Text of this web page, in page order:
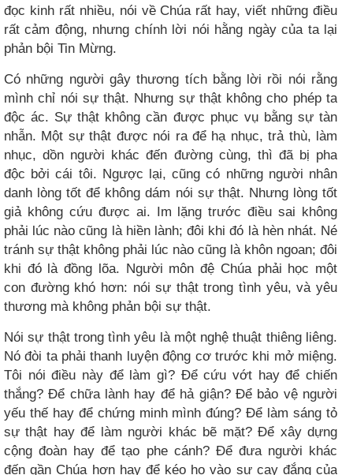
đọc kinh rất nhiều, nói về Chúa rất hay, viết những điều
rất cảm động, nhưng chính lời nói hằng ngày của ta lại
phản bội Tin Mừng.
Có những người gây thương tích bằng lời rồi nói rằng
mình chỉ nói sự thật. Nhưng sự thật không cho phép ta
độc ác. Sự thật không cần được phục vụ bằng sự tàn
nhẫn. Một sự thật được nói ra để hạ nhục, trả thù, làm
nhục, dồn người khác đến đường cùng, thì đã bị pha
độc bởi cái tôi. Ngược lại, cũng có những người nhân
danh lòng tốt để không dám nói sự thật. Nhưng lòng tốt
giả không cứu được ai. Im lặng trước điều sai không
phải lúc nào cũng là hiền lành; đôi khi đó là hèn nhát. Né
tránh sự thật không phải lúc nào cũng là khôn ngoan; đôi
khi đó là đồng lõa. Người môn đệ Chúa phải học một
con đường khó hơn: nói sự thật trong tình yêu, và yêu
thương mà không phản bội sự thật.
Nói sự thật trong tình yêu là một nghệ thuật thiêng liêng.
Nó đòi ta phải thanh luyện động cơ trước khi mở miệng.
Tôi nói điều này để làm gì? Để cứu vớt hay để chiến
thắng? Để chữa lành hay để hả giận? Để bảo vệ người
yếu thế hay để chứng minh mình đúng? Để làm sáng tỏ
sự thật hay để làm người khác bẽ mặt? Để xây dựng
cộng đoàn hay để tạo phe cánh? Để đưa người khác
đến gần Chúa hơn hay để kéo họ vào sự cay đắng của